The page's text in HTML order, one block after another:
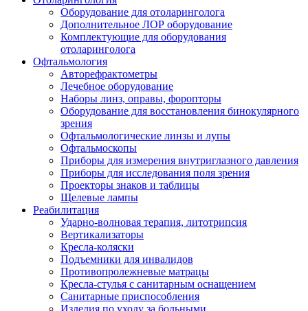
Оборудование для отоларинголога
Дополнительное ЛОР оборудование
Комплектующие для оборудования
отоларинголога
Офтальмология
Авторефрактометры
Лечебное оборудование
Наборы линз, оправы, форопторы
Оборудование для восстановления бинокулярного
зрения
Офтальмологические линзы и лупы
Офтальмоскопы
Приборы для измерения внутриглазного давления
Приборы для исследования поля зрения
Проекторы знаков и таблицы
Щелевые лампы
Реабилитация
Ударно-волновая терапия, литотрипсия
Вертикализаторы
Кресла-коляски
Подъемники для инвалидов
Противопролежневые матрацы
Кресла-стулья с санитарным оснащением
Санитарные приспособления
Изделия по уходу за больными